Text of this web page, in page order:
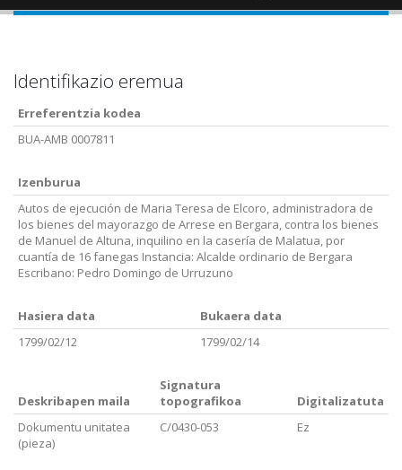
Identifikazio eremua
Erreferentzia kodea
BUA-AMB 0007811
Izenburua
Autos de ejecución de Maria Teresa de Elcoro, administradora de
los bienes del mayorazgo de Arrese en Bergara, contra los bienes
de Manuel de Altuna, inquilino en la casería de Malatua, por
cuantía de 16 fanegas Instancia: Alcalde ordinario de Bergara
Escribano: Pedro Domingo de Urruzuno
Hasiera data
Bukaera data
1799/02/12
1799/02/14
Deskribapen maila
Signatura
topografikoa
Digitalizatuta
Dokumentu unitatea
(pieza)
C/0430-053 Ez